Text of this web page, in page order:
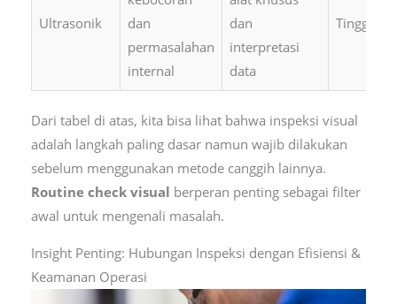
Ultrasonik
dan
permasalahan
internal
dan
interpretasi
data
Tinggi
Dari tabel di atas, kita bisa lihat bahwa inspeksi visual
adalah langkah paling dasar namun wajib dilakukan
sebelum menggunakan metode canggih lainnya.
Routine check visual berperan penting sebagai filter
awal untuk mengenali masalah.
Insight Penting: Hubungan Inspeksi dengan Efisiensi &
Keamanan Operasi